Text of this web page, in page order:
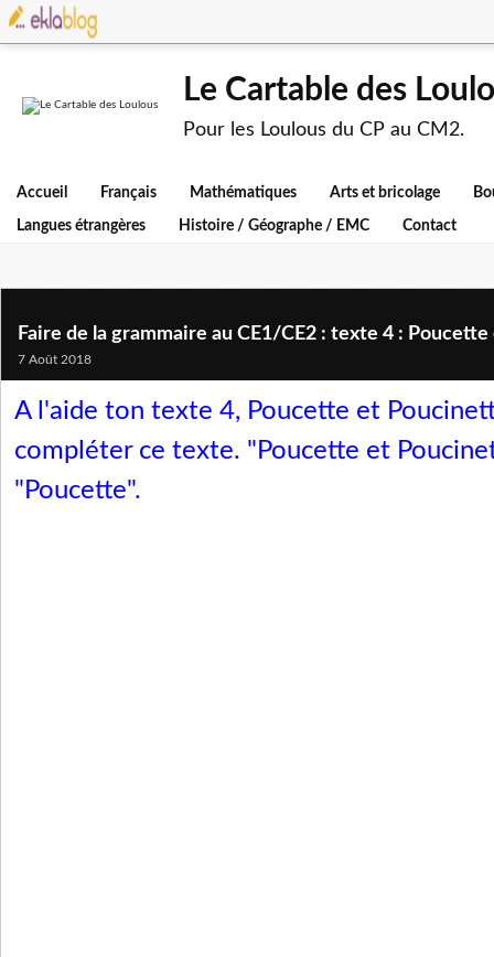
Le Cartable des
Pour les Loulous du CP au CM2.
Accueil Français Mathématiques Arts et bricolage
Langues étrangères Histoire / Géographe / EMC Contact
Faire de la grammaire au CE1/CE2 : texte 4 :
7 Août 2018
A l'aide ton texte 4, Poucette et
compléter ce texte. "Poucette et
"Poucette".